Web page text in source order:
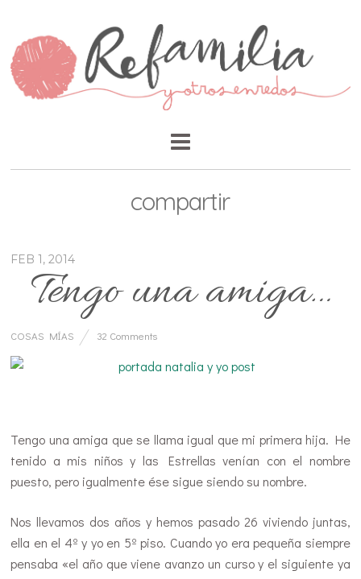
compartir
FEB 1, 2014
Tengo una amiga…
COSAS MÍAS 32 Comments
Tengo una amiga que se llama igual que mi primera hija. He
tenido a mis niños y las Estrellas venían con el nombre
puesto, pero igualmente ése sigue siendo su nombre.
Nos llevamos dos años y hemos pasado 26 viviendo juntas,
ella en el 4º y yo en 5º piso. Cuando yo era pequeña siempre
pensaba «el año que viene avanzo un curso y el siguiente ya